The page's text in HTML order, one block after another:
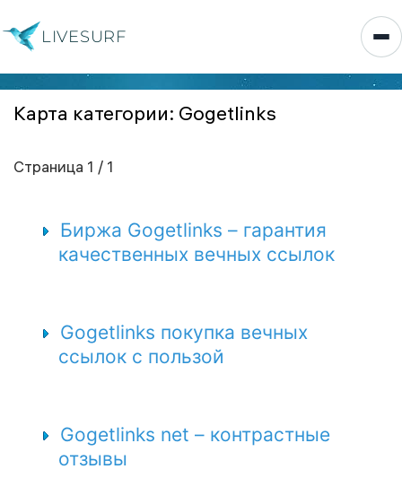
LIVESURF
Карта категории: Gogetlinks
Страница 1 / 1
Биржа Gogetlinks – гарантия
качественных вечных ссылок
Gogetlinks покупка вечных
ссылок с пользой
Gogetlinks net – контрастные
отзывы